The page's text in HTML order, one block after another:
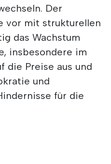
Der
vor mit strukturellen
das Wachstum
insbesondere im
die Preise aus und
und
für die